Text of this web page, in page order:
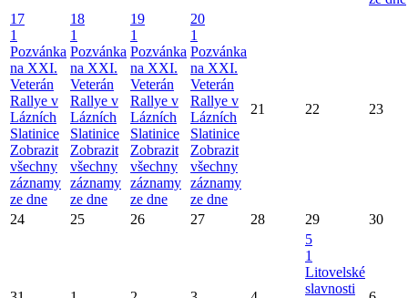
17
1
Pozvánka
na XXI.
Veterán
Rallye v
Lázních
Slatinice
Zobrazit
všechny
záznamy
ze dne
18
1
Pozvánka
na XXI.
Veterán
Rallye v
Lázních
Slatinice
Zobrazit
všechny
záznamy
ze dne
19
1
Pozvánka
na XXI.
Veterán
Rallye v
Lázních
Slatinice
Zobrazit
všechny
záznamy
ze dne
20
1
Pozvánka
na XXI.
Veterán
Rallye v
Lázních
Slatinice
Zobrazit
všechny
záznamy
ze dne
21 22 23
24 25 26 27 28 29 30
5
1
Litovelské
slavnosti